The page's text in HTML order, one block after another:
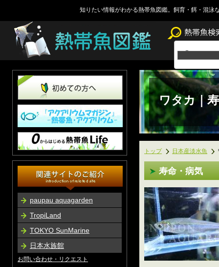
知りたい情報がわかる熱帯魚図鑑。飼育・餌・混泳
ワタカ｜
トップ 日本産淡水魚
寿命・病気
paupau aquagarden
TropiLand
TOKYO SunMarine
日本水族館
お問い合わせ・リクエスト